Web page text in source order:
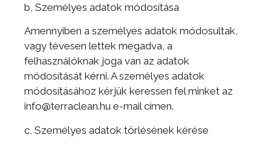
b, Személyes adatok módosítása
Amennyiben a személyes adatok módosultak,
vagy tévesen lettek megadva, a
felhasználóknak joga van az adatok
módosítását kérni. A személyes adatok
módosításához kérjük keressen fel minket az
info@terraclean.hu e-mail címen.
c, Személyes adatok törlésének kérése